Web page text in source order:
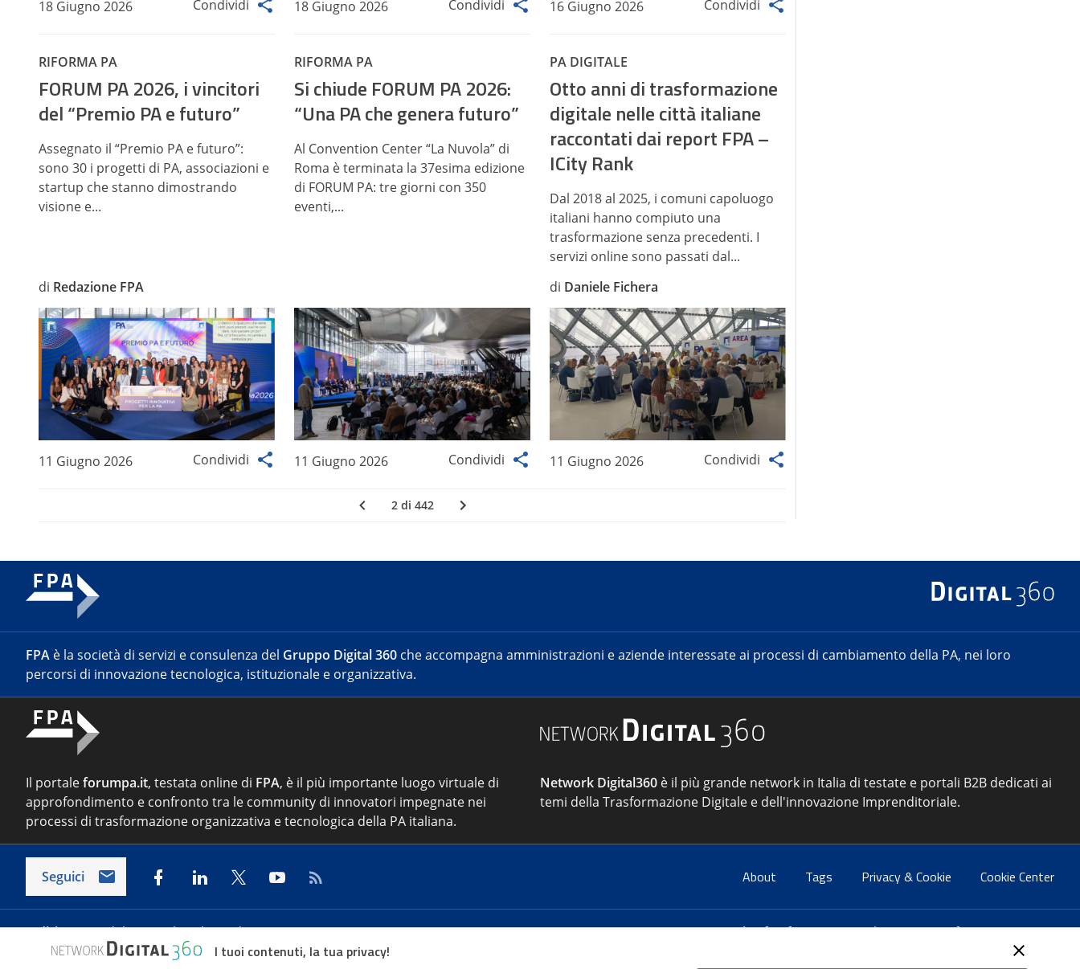
18 Giugno 2026 Condividi 18 Giugno 2026 Condividi 16 Giugno 2026 Condividi
RIFORMA PA
FORUM PA 2026, i vincitori
del “Premio PA e futuro”
Assegnato il “Premio PA e futuro”:
sono 30 i progetti di PA, associazioni e
startup che stanno dimostrando
visione e...
di Redazione FPA
11 Giugno 2026 Condividi
RIFORMA PA
Si chiude FORUM PA 2026:
“Una PA che genera futuro”
Al Convention Center “La Nuvola” di
Roma è terminata la 37esima edizione
di FORUM PA: tre giorni con 350
eventi,...
11 Giugno 2026 Condividi
PA DIGITALE
Otto anni di trasformazione
digitale nelle città italiane
raccontati dai report FPA –
ICity Rank
Dal 2018 al 2025, i comuni capoluogo
italiani hanno compiuto una
trasformazione senza precedenti. I
servizi online sono passati dal...
di Daniele Fichera
11 Giugno 2026 Condividi
2 di 442
FPA è la società di servizi e consulenza del Gruppo Digital 360 che accompagna amministrazioni e aziende interessate ai processi di cambiamento della PA, nei loro
percorsi di innovazione tecnologica, istituzionale e organizzativa.
Il portaleforumpa.it, testata online di FPA, è il più importante luogo virtuale di
approfondimento e confronto tra le community di innovatori impegnate nei
processi di trasformazione organizzativa e tecnologica della PA italiana.
Network Digital360 è il più grande network in Italia di testate e portali B2B dedicati ai
temi della Trasformazione Digitale e dell'innovazione Imprenditoriale.
Seguici About Tags Privacy & Cookie Cookie Center
Indirizzo:Via del Porto Fluviale 67/d – 00154 Roma Contatti:info@forumpa.it- tel. 06 684251 - fax. 06 68425433
I tuoi contenuti, la tua privacy!